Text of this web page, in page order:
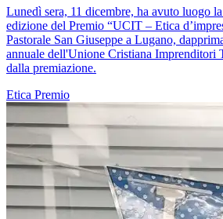
Lunedì sera, 11 dicembre, ha avuto luogo
edizione del Premio “UCIT – Etica
Pastorale San Giuseppe a Lugano,
annuale dell'Unione Cristiana Imprenditori
dalla premiazione.
Etica Premio